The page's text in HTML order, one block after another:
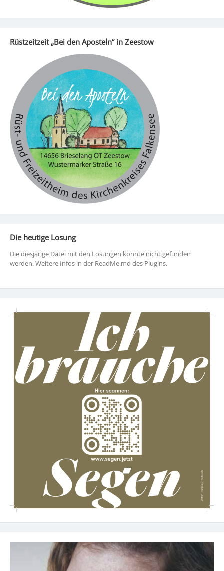
Rüstzeitzeit „Bei den Aposteln“ in Zeestow
Die heutige Losung
Die diesjärige Datei mit den Losungen konnte nicht gefunden
werden. Weitere Infos in der ReadMe.md des Plugins.